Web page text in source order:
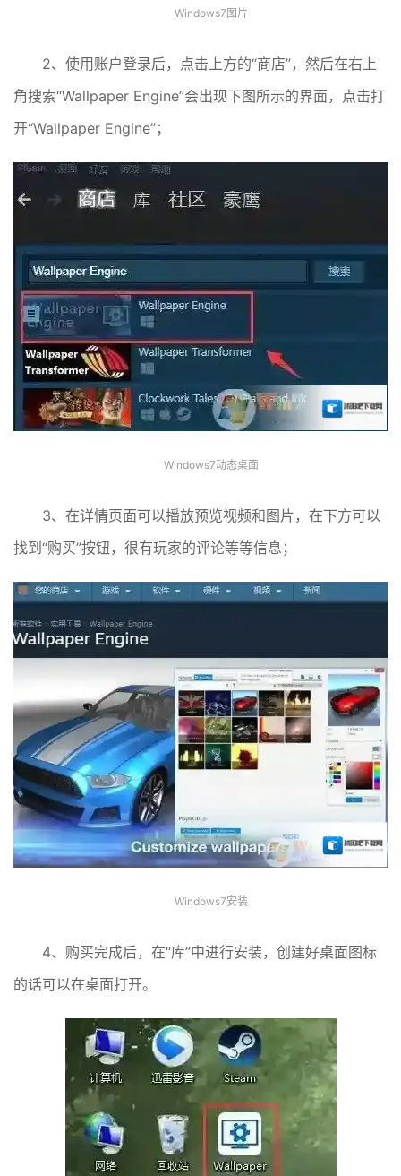
Windows7图片
2、使用账户登录后，点击上方的“商店”，然后在右上
角搜索“Wallpaper Engine”会出现下图所示的界面，点击打
开“Wallpaper Engine”；
Windows7动态桌面
3、在详情页面可以播放预览视频和图片，在下方可以
找到“购买”按钮，很有玩家的评论等等信息；
Windows7安装
4、购买完成后，在“库”中进行安装，创建好桌面图标
的话可以在桌面打开。